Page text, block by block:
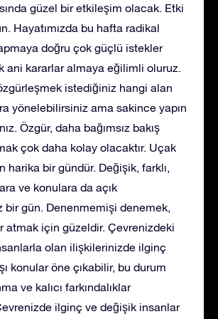
güzel bir etkileşim olacak. Etki
Hayatımızda bu hafta radikal
doğru çok güçlü istekler
ani kararlar almaya eğilimli oluruz.
istediğiniz hangi alan
yönelebilirsiniz ama sakince yapın
Özgür, daha bağımsız bakış
çok daha kolay olacaktır. Uçak
harika bir gündür. Değişik, farklı,
ve konulara da açık
bir gün. Denenmemişi denemek,
atmak için güzeldir. Çevrenizdeki
olan ilişkilerinizde ilginç
konular öne çıkabilir, bu durum
ve kalıcı farkındalıklar
ilginç ve değişik insanlar